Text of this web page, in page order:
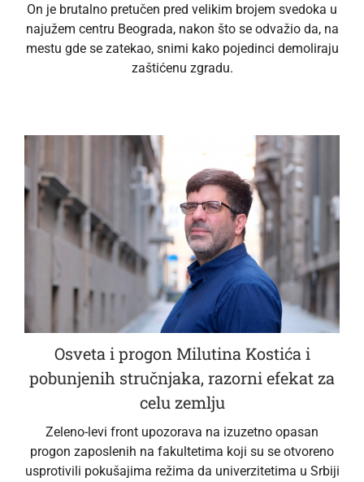
On je brutalno pretučen pred velikim brojem svedoka u
najužem centru Beograda, nakon što se odvažio da, na
mestu gde se zatekao, snimi kako pojedinci demoliraju
zaštićenu zgradu.
Osveta i progon Milutina Kostića i
pobunjenih stručnjaka, razorni efekat za
celu zemlju
Zeleno-levi front upozorava na izuzetno opasan
progon zaposlenih na fakultetima koji su se otvoreno
usprotivili pokušajima režima da univerzitetima u Srbiji